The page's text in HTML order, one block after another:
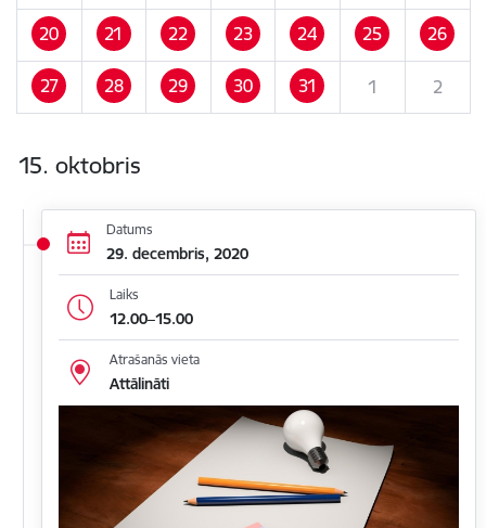
20 21 22 23 24 25 26
27 28 29 30 31 1 2
15. oktobris
Datums
29. decembris, 2020
Laiks
12.00–15.00
Atrašanās vieta
Attālināti